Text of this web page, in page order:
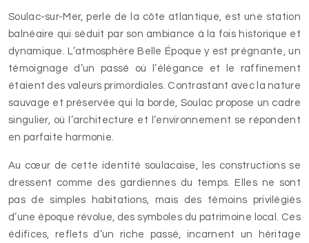
Soulac-sur-Mer, perle de la côte atlantique, est une station
balnéaire qui séduit par son ambiance à la fois historique et
dynamique. L’atmosphère Belle Époque y est prégnante, un
témoignage d’un passé où l’élégance et le raffinement
étaient des valeurs primordiales. Contrastant avec la nature
sauvage et préservée qui la borde, Soulac propose un cadre
singulier, où l’architecture et l’environnement se répondent
en parfaite harmonie.
Au cœur de cette identité soulacaise, les constructions se
dressent comme des gardiennes du temps. Elles ne sont
pas de simples habitations, mais des témoins privilégiés
d’une époque révolue, des symboles du patrimoine local. Ces
édifices, reflets d’un riche passé, incarnent un héritage